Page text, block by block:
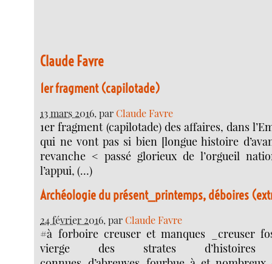
Claude Favre
1er fragment (capilotade)
13 mars 2016, par Claude Favre
1er fragment (capilotade) des affaires, dans
qui ne vont pas si bien [longue histoire
revanche < passé glorieux de l’orgueil
l’appui, (…)
Archéologie du présent_printemps, déboires
24 février 2016, par Claude Favre
#à forboire creuser et manques _creuser
vierge des strates